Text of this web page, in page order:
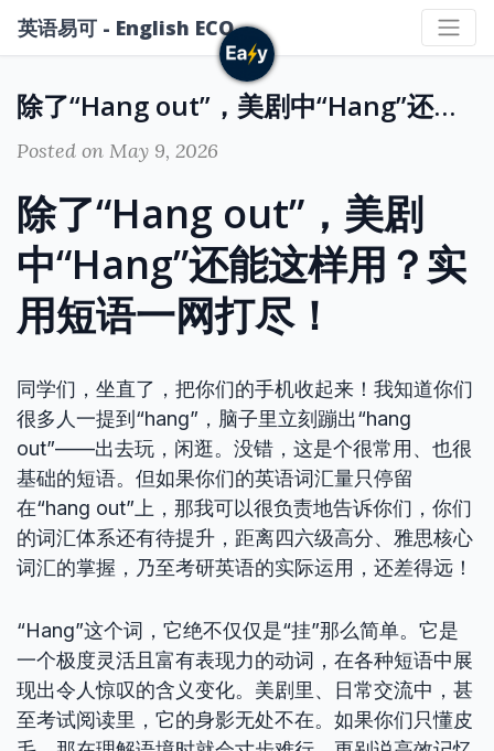
英语易可 - English ECO
除了“Hang out”，美剧中“Hang”还能这样用？实用短语一网打尽！
Posted on May 9, 2026
除了“Hang out”，美剧
中“Hang”还能这样用？实
用短语一网打尽！
同学们，坐直了，把你们的手机收起来！我知道你们
很多人一提到“hang”，脑子里立刻蹦出“hang
out”——出去玩，闲逛。没错，这是个很常用、也很
基础的短语。但如果你们的英语词汇量只停留
在“hang out”上，那我可以很负责地告诉你们，你们
的词汇体系还有待提升，距离四六级高分、雅思核心
词汇的掌握，乃至考研英语的实际运用，还差得远！
“Hang”这个词，它绝不仅仅是“挂”那么简单。它是
一个极度灵活且富有表现力的动词，在各种短语中展
现出令人惊叹的含义变化。美剧里、日常交流中，甚
至考试阅读里，它的身影无处不在。如果你们只懂皮